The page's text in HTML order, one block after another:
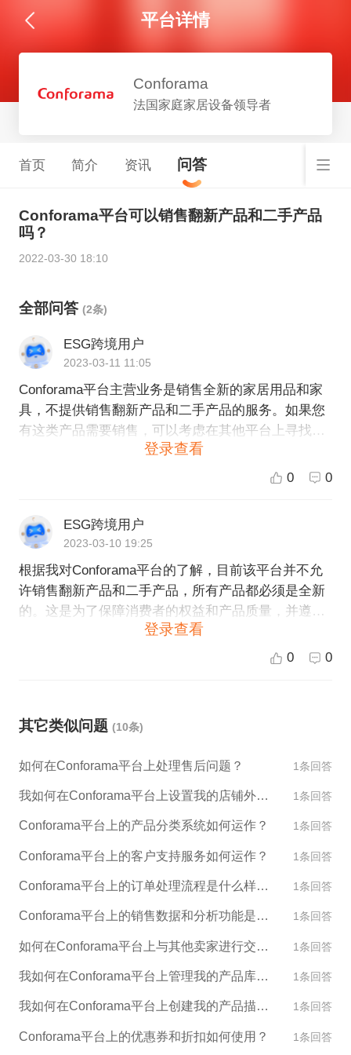
平台详情
Conforama
法国家庭家居设备领导者
首页 简介 资讯 问答
Conforama平台可以销售翻新产品和二手产品
吗？
2022-03-30 18:10
全部问答 (2条)
ESG跨境用户
2023-03-11 11:05
Conforama平台主营业务是销售全新的家居用品和家
具，不提供销售翻新产品和二手产品的服务。如果您
有这类产品需要销售，可以考虑在其他平台上寻找适
登录查看
0 0
ESG跨境用户
2023-03-10 19:25
根据我对Conforama平台的了解，目前该平台并不允
许销售翻新产品和二手产品，所有产品都必须是全新
的。这是为了保障消费者的权益和产品质量，并遵守
相关法规法律。如果您有其他关于Conforama平台的
登录查看
0 0
其它类似问题 (10条)
如何在Conforama平台上处理售后问题？ 1条回答
我如何在Conforama平台上设置我的店铺外观和设计？ 1条回答
Conforama平台上的产品分类系统如何运作？ 1条回答
Conforama平台上的客户支持服务如何运作？ 1条回答
Conforama平台上的订单处理流程是什么样的？ 1条回答
Conforama平台上的销售数据和分析功能是什么？ 1条回答
如何在Conforama平台上与其他卖家进行交流和合作？ 1条回答
我如何在Conforama平台上管理我的产品库存？ 1条回答
我如何在Conforama平台上创建我的产品描述和图片？ 1条回答
Conforama平台上的优惠券和折扣如何使用？ 1条回答